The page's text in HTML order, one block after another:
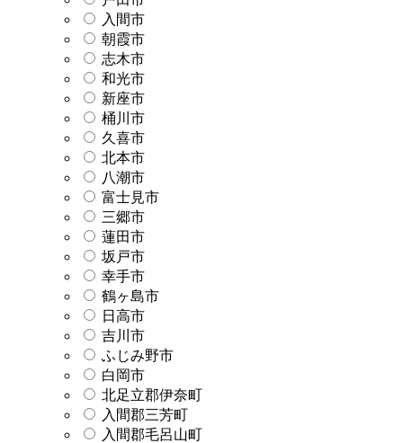
入間市
朝霞市
志木市
和光市
新座市
桶川市
久喜市
北本市
八潮市
富士見市
三郷市
蓮田市
坂戸市
幸手市
鶴ヶ島市
日高市
吉川市
ふじみ野市
白岡市
北足立郡伊奈町
入間郡三芳町
入間郡毛呂山町